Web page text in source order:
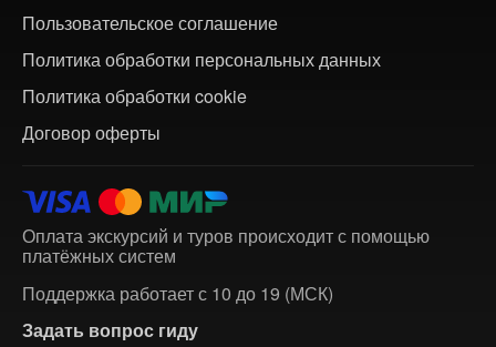
Пользовательское соглашение
Политика обработки персональных данных
Политика обработки cookie
Договор оферты
Оплата экскурсий и туров происходит с помощью
платёжных систем
Поддержка работает с 10 до 19 (МСК)
Задать вопрос гиду